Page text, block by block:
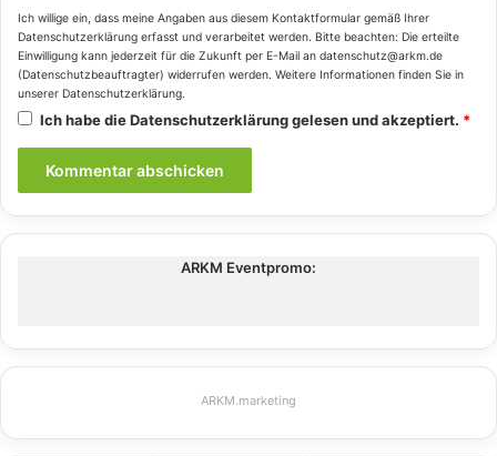
Ich willige ein, dass meine Angaben aus diesem Kontaktformular gemäß Ihrer
Datenschutzerklärung erfasst und verarbeitet werden. Bitte beachten: Die erteilte
Einwilligung kann jederzeit für die Zukunft per E-Mail an datenschutz@arkm.de
(Datenschutzbeauftragter) widerrufen werden. Weitere Informationen finden Sie in
unserer Datenschutzerklärung.
Ich habe dieDatenschutzerklärunggelesen und akzeptiert. *
ARKM Eventpromo:
ARKM.marketing